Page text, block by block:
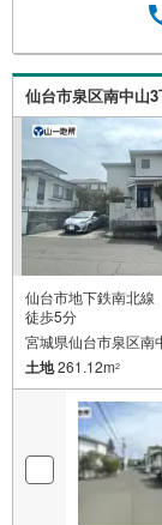
【引っ
ついて
ッズス
くださ
舗によ
お気軽
仙台市泉区南中山3
仙台市地下鉄南北線
徒歩5分
宮城県仙台市泉区南
土地261.12m2